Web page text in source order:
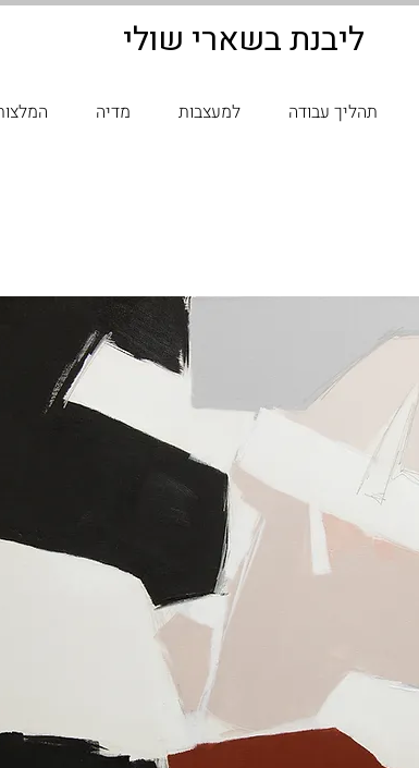
ליבנת בשארי שולי
תהליך עבודה למעצבות מדיה